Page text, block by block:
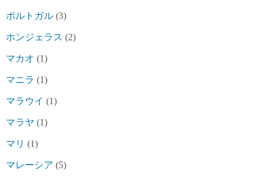
ポルトガル (3)
ホンジェラス (2)
マカオ (1)
マニラ (1)
マラウイ (1)
マラヤ (1)
マリ (1)
マレーシア (5)